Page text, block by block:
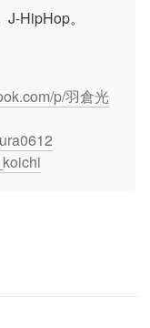
HipHop。
p/羽倉光